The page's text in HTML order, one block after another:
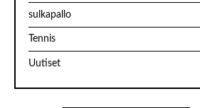
sulkapallo
Tennis
Uutiset